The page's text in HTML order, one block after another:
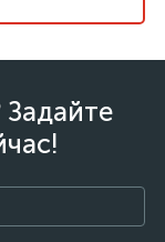
Задайте